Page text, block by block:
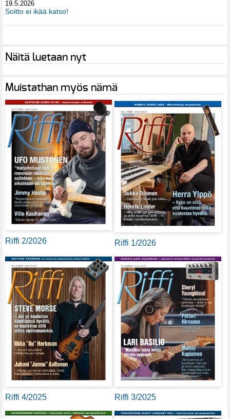
19.5.2026
Soitto ei ikää katso!
Näitä luetaan nyt
Muistathan myös nämä
Riffi 2/2026 Riffi 1/2026
Riffi 4/2025 Riffi 3/2025